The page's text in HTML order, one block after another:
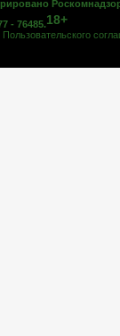
- 76485.18+
Пользовательского